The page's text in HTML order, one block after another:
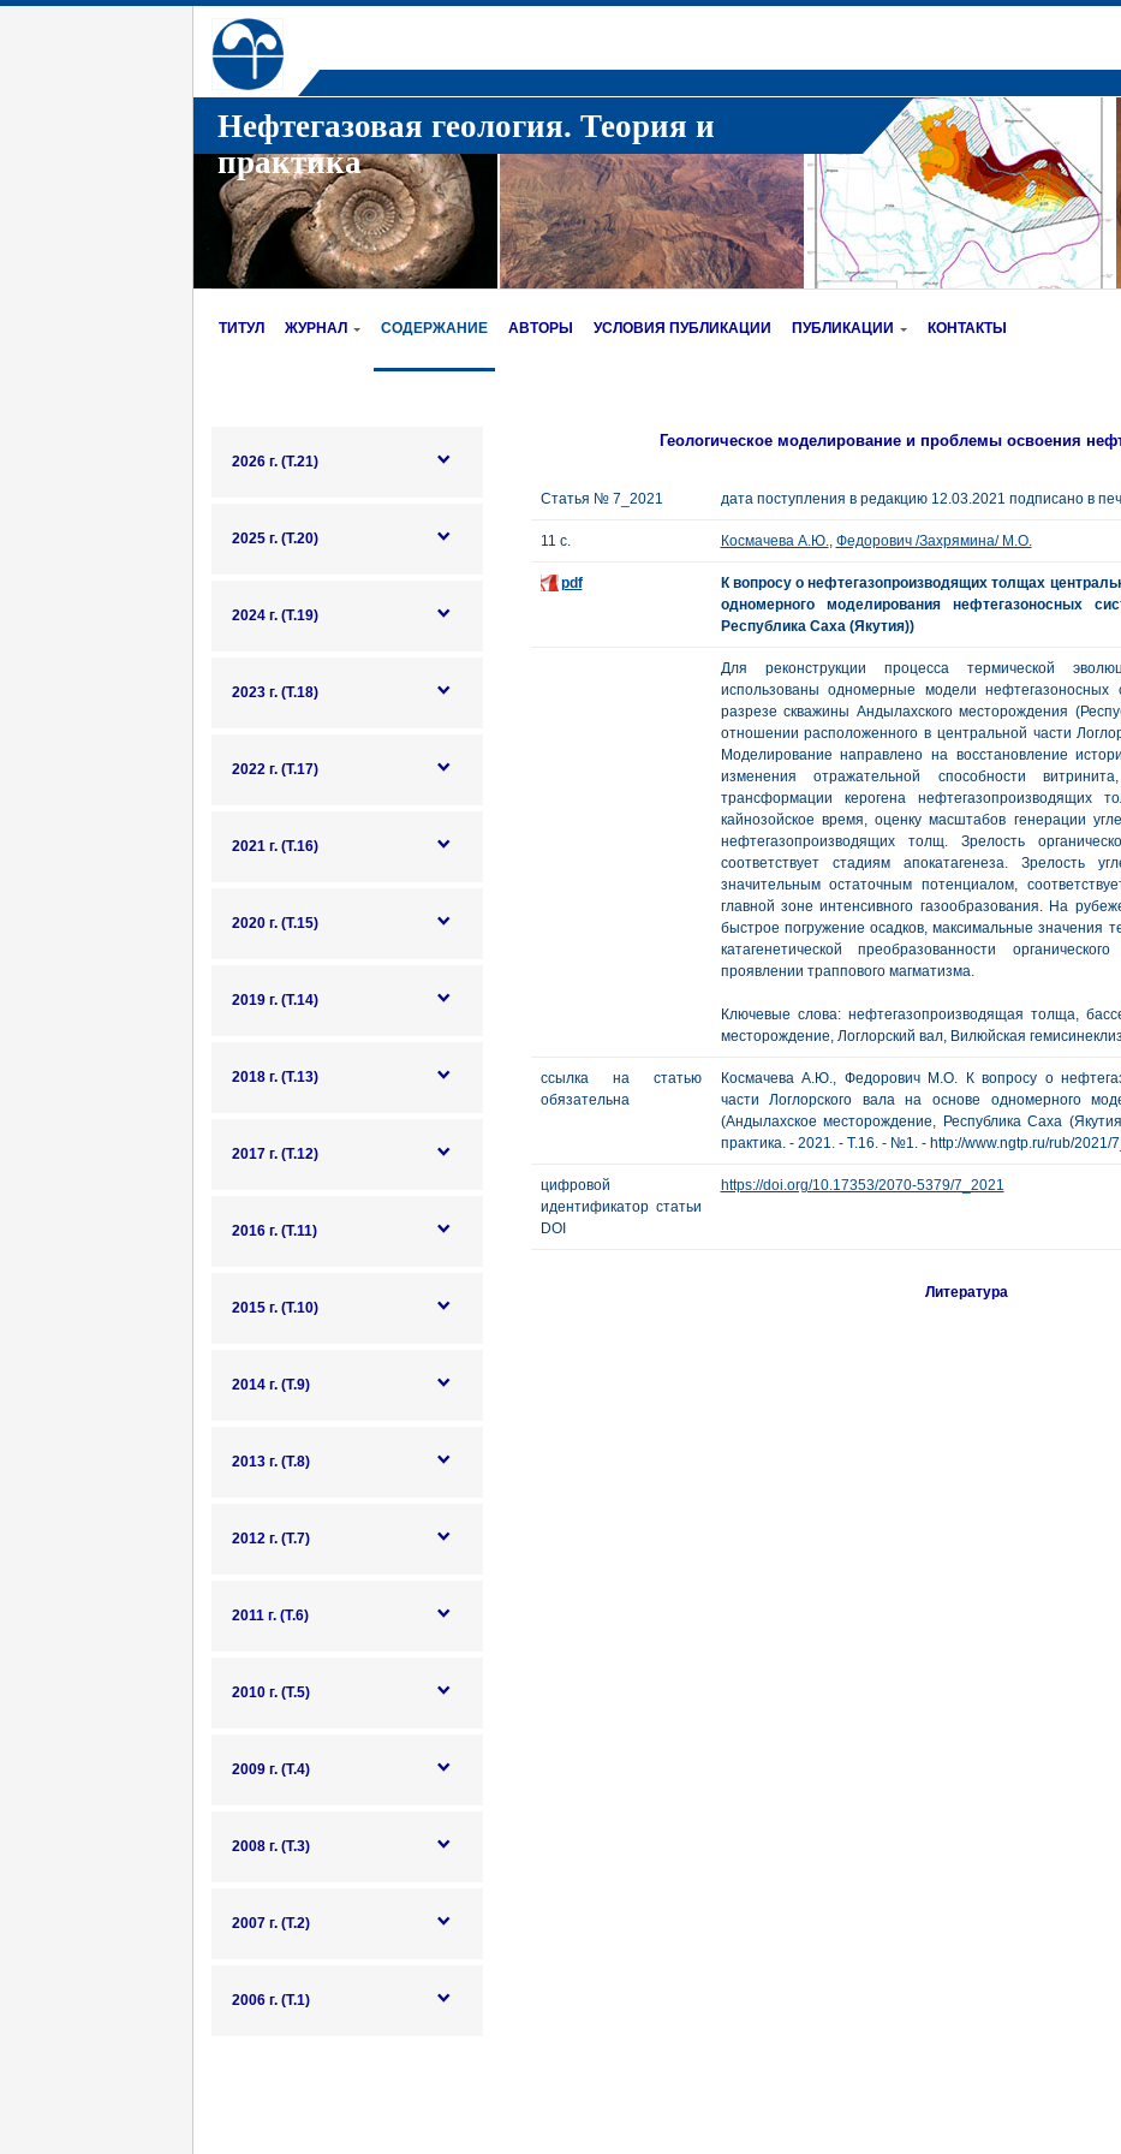
Нефтегазовая геология. Теория и
практика
ТИТУЛ ЖУРНАЛ СОДЕРЖАНИЕ АВТОРЫ УСЛОВИЯ ПУБЛИКАЦИИ ПУБЛИКАЦИИ КОНТАКТЫ
2026 г. (Т.21)
2025 г. (Т.20)
2024 г. (Т.19)
2023 г. (Т.18)
2022 г. (Т.17)
2021 г. (Т.16)
2020 г. (Т.15)
2019 г. (Т.14)
2018 г. (Т.13)
2017 г. (Т.12)
2016 г. (Т.11)
2015 г. (Т.10)
2014 г. (Т.9)
2013 г. (Т.8)
2012 г. (Т.7)
2011 г. (Т.6)
2010 г. (Т.5)
2009 г. (Т.4)
2008 г. (Т.3)
2007 г. (Т.2)
2006 г. (Т.1)
Геологическое моделирование и проблемы освоения
Статья № 7_2021 дата поступления в редакцию 12.03.2021 подписано в
11 с. Космачева А.Ю., Федорович /Захрямина/ М.О.
pdf
К вопросу о нефтегазопроизводящих толщах
одномерного моделирования нефтегазоносных
Республика Саха (Якутия))
Для реконструкции процесса термической
использованы одномерные модели
разрезе скважины Андылахского месторождения
отношении расположенного в центральной части
Моделирование направлено на восстановление
изменения отражательной способности
трансформации керогена нефтегазопроизводящих
кайнозойское время, оценку масштабов генерации
нефтегазопроизводящих толщ. Зрелость
соответствует стадиям апокатагенеза. Зрелость
значительным остаточным потенциалом,
главной зоне интенсивного газообразования. На
быстрое погружение осадков, максимальные значения
катагенетической преобразованности
проявлении траппового магматизма.
Ключевые слова: нефтегазопроизводящая толща,
месторождение, Логлорский вал, Вилюйская
ссылка на статью
обязательна
Космачева А.Ю., Федорович М.О. К вопросу о
части Логлорского вала на основе одномерного
(Андылахское месторождение, Республика Саха
практика. - 2021. - Т.16. - №1. - http://www.ngtp.ru/rub/2021/
цифровой
идентификатор статьи
DOI
https://doi.org/10.17353/2070-5379/7_2021
Литература